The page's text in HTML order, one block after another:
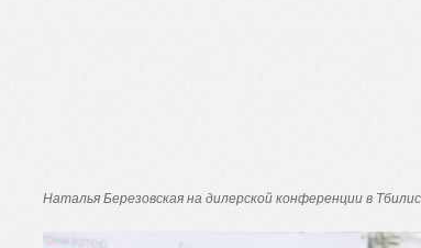
Наталья Березовская на дилерской конференции в